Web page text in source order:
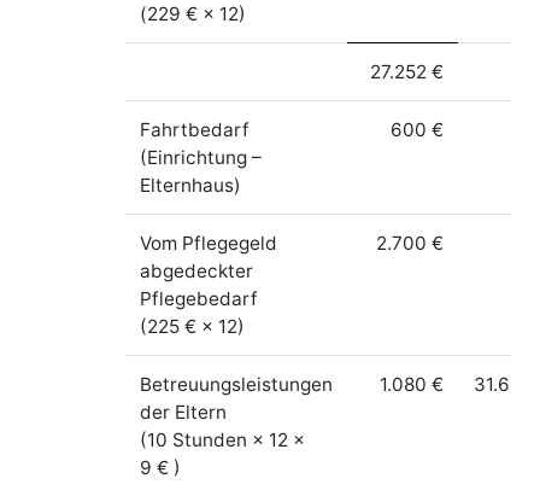
(229 € × 12)
27.252 €
Fahrtbedarf
(Einrichtung –
Elternhaus)
600 €
Vom Pflegegeld
abgedeckter
Pflegebedarf
(225 € × 12)
2.700 €
Betreuungsleistungen
der Eltern
(10 Stunden × 12 ×
9 € )
1.080 € 31.632